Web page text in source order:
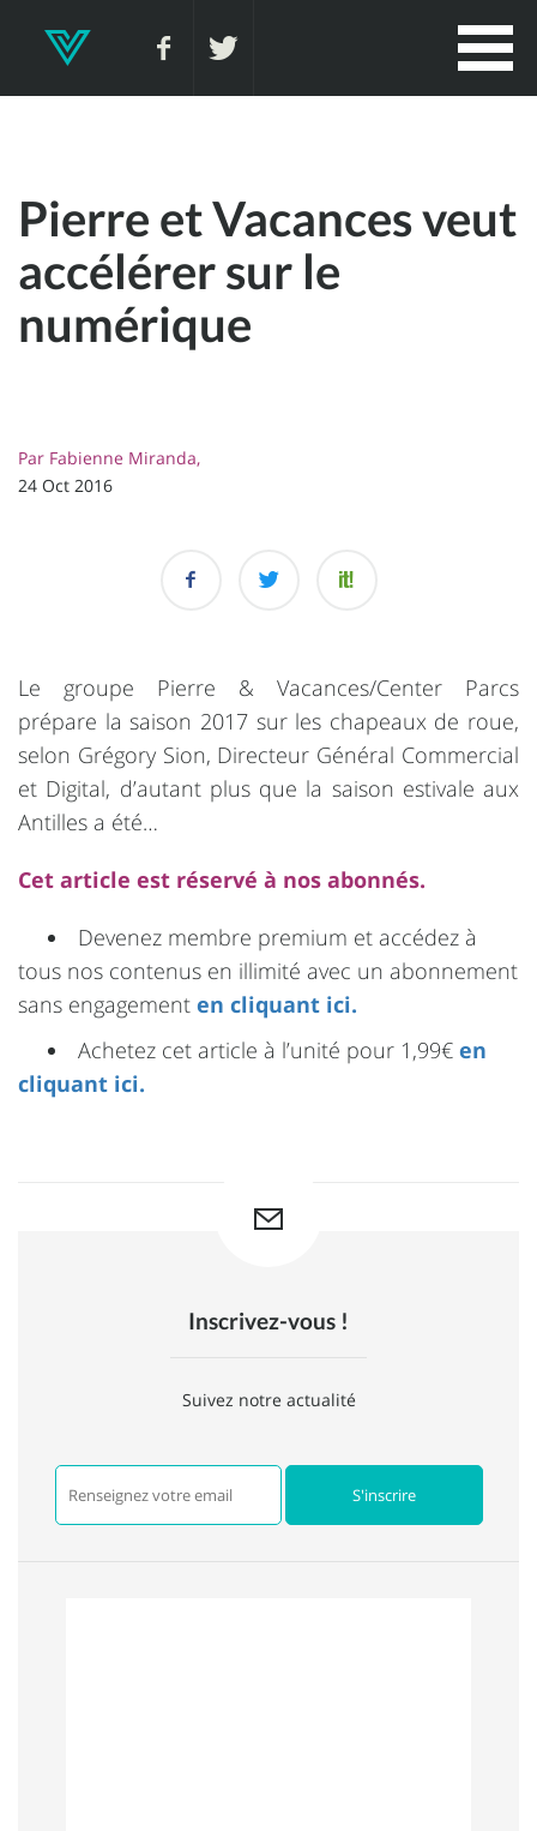
Pierre et Vacances veut
accélérer sur le
numérique
Par Fabienne Miranda,
24 Oct 2016
Le groupe Pierre & Vacances/Center Parcs
prépare la saison 2017 sur les chapeaux de roue,
selon Grégory Sion, Directeur Général Commercial
et Digital, d’autant plus que la saison estivale aux
Antilles a été…
Cet article est réservé à nos abonnés.
Devenez membre premium et accédez à
tous nos contenus en illimité avec un abonnement
sans engagement en cliquant ici.
Achetez cet article à l’unité pour 1,99€ en
cliquant ici.
Inscrivez-vous !
Suivez notre actualité